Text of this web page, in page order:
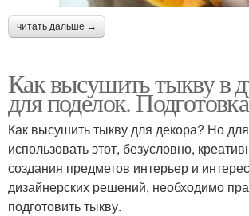
читать дальше →
Как высушить тыкву в
для поделок.
Как высушить тыкву для декора? Но
использовать этот, безусловно,
создания предметов интерьер и
дизайнерских решений, необходимо
подготовить тыкву.